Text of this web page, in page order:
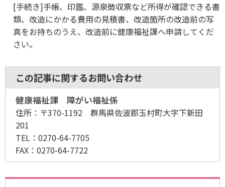
[手続き]手帳、印鑑、源泉徴収票など所得が確認できる書
類、改造にかかる費用の見積書、改造箇所の改造前の写
真をお持ちのうえ、改造前に健康福祉課へ申請してくだ
さい。
この記事に関するお問い合わせ
健康福祉課 障がい福祉係
住所： 〒370-1192 群馬県佐波郡玉村町大字下新田
201
TEL： 0270-64-7705
FAX： 0270-64-7722